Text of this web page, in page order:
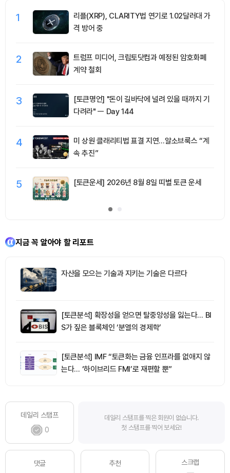
1
리플(XRP), CLARITY법 연기로 1.02달러대 가
격 방어 중
2
트럼프 미디어, 크립토닷컴과 예정된 암호화폐
계약 철회
3
[토큰명언] "돈이 길바닥에 널려 있을 때까지 기
다려라" ㅡ Day 144
4
미 상원 클래리티법 표결 지연…알소브룩스 “계
속 추진”
5 [토큰운세] 2026년 8월 8일 띠별 토큰 운세
지금 꼭 알아야 할 리포트
자산을 모으는 기술과 지키는 기술은 다르다
[토큰분석] 확장성을 얻으면 탈중앙성을 잃는다… BI
S가 짚은 블록체인 ‘분열의 경제학’
[토큰분석] IMF “토큰화는 금융 인프라를 없애지 않
는다… ‘하이브리드 FMI’로 재편할 뿐”
데일리 스탬프
0
데일리 스탬프를 찍은 회원이 없습니다.
첫 스탬프를 찍어 보세요!
댓글
추천
스크랩